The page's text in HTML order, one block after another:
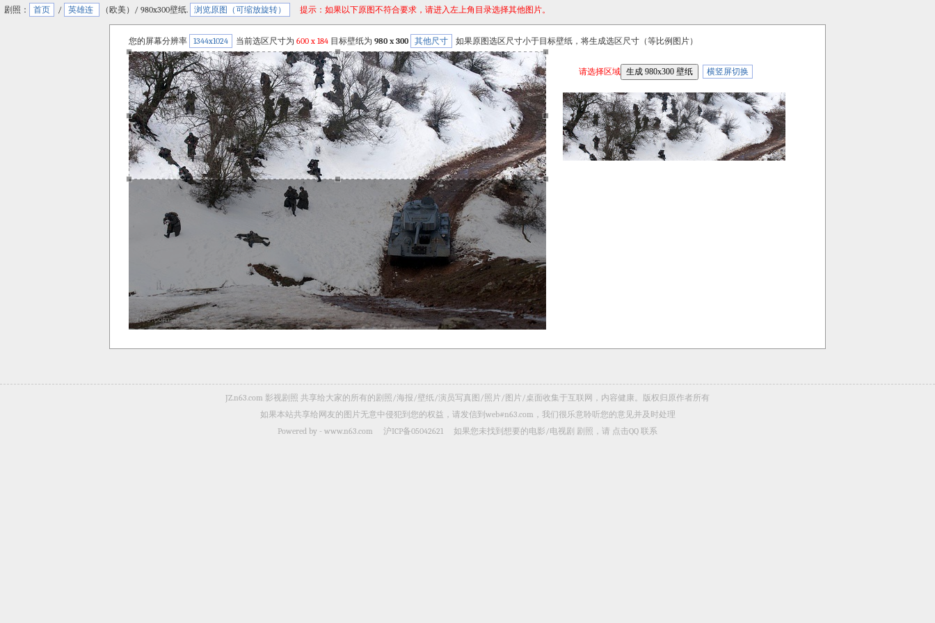
剧照： 首页 / 英雄连 （欧美）/ 980x300壁纸. 浏览原图（可缩放旋转） 提示：如果以下原图不符合要求，请进入左上角目录选择其他图片。
您的屏幕分辨率 1344x1024 当前选区尺寸为 600 x 184 目标壁纸为 980 x 300 其他尺寸 如果原图选区尺寸小于目标壁纸，将生成选区尺寸（等比例图片）
请选择区域 横竖屏切换
JZ.n63.com 影视剧照 共享给大家的所有的剧照/海报/壁纸/演员写真图/照片/图片/桌面收集于互联网，内容健康。版权归原作者所有
如果本站共享给网友的图片无意中侵犯到您的权益，请发信到web#n63.com，我们很乐意聆听您的意见并及时处理
Powered by - www.n63.com 沪ICP备05042621 如果您未找到想要的电影/电视剧 剧照，请 点击QQ 联系